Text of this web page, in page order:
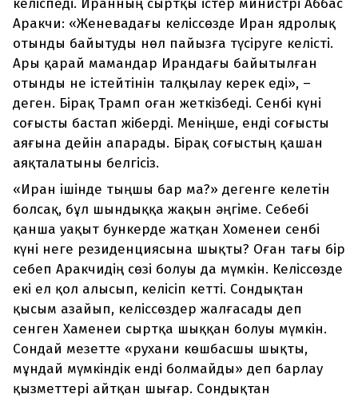
Аракчи: «Женевадағы келіссөзде Иран ядролық
отынды байытуды нөл пайызға түсіруге келісті.
Ары қарай мамандар Ирандағы байытылған
отынды не істейтінін талқылау керек еді», –
деген. Бірақ Трамп оған жеткізбеді. Сенбі күні
соғысты бастап жіберді. Меніңше, енді соғысты
аяғына дейін апарады. Бірақ соғыстың қашан
аяқталатыны белгісіз.
«Иран ішінде тыңшы бар ма?» дегенге келетін
болсақ, бұл шындыққа жақын әңгіме. Себебі
қанша уақыт бункерде жатқан Хоменеи сенбі
күні неге резиденциясына шықты? Оған тағы бір
себеп Аракчидің сөзі болуы да мүмкін. Келіссөзде
екі ел қол алысып, келісіп кетті. Сондықтан
қысым азайып, келіссөздер жалғасады деп
сенген Хаменеи сыртқа шыққан болуы мүмкін.
Сондай мезетте «рухани көшбасшы шықты,
мұндай мүмкіндік енді болмайды» деп барлау
қызметтері айтқан шығар. Сондықтан